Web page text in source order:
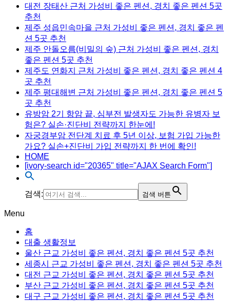
대전 장태산 근처 가성비 좋은 펜션, 경치 좋은 펜션 5곳
추천
제주 성읍민속마을 근처 가성비 좋은 펜션, 경치 좋은 펜
션 5곳 추천
제주 안돌오름(비밀의 숲) 근처 가성비 좋은 펜션, 경치
좋은 펜션 5곳 추천
제주도 연화지 근처 가성비 좋은 펜션, 경치 좋은 펜션 4
곳 추천
제주 평대해변 근처 가성비 좋은 펜션, 경치 좋은 펜션 5
곳 추천
유방암 2기 항암 끝, 심부전 발생자도 가능한 유병자 보
험은? 실손·진단비 전략까지 한눈에!
자궁경부암 전단계 치료 후 5년 이상, 보험 가입 가능한
가요? 실손+진단비 가입 전략까지 한 번에 확인!
HOME
[ivory-search id="20365" title="AJAX Search Form"]
검색: 검색 버튼
Menu
홈
대출 생활정보
울산 근교 가성비 좋은 펜션, 경치 좋은 펜션 5곳 추천
세종시 근교 가성비 좋은 펜션, 경치 좋은 펜션 5곳 추천
대전 근교 가성비 좋은 펜션, 경치 좋은 펜션 5곳 추천
부산 근교 가성비 좋은 펜션, 경치 좋은 펜션 5곳 추천
대구 근교 가성비 좋은 펜션, 경치 좋은 펜션 5곳 추천